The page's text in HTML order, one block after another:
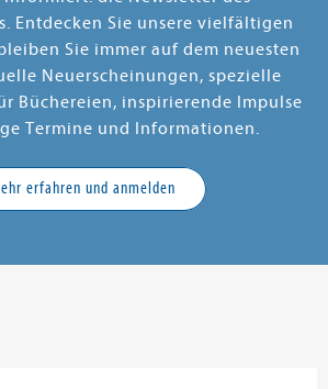
Entdecken Sie unsere vielfältigen
Sie immer auf dem neuesten
Neuerscheinungen, spezielle
Büchereien, inspirierende Impulse
Termine und Informationen.
erfahren und anmelden